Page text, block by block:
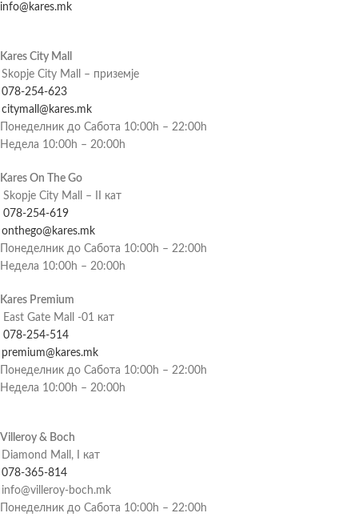
info@kares.mk
Kares City Mall
Skopje City Mall – приземје
078-254-623
citymall@kares.mk
Понеделник до Сабота 10:00h – 22:00h
Недела 10:00h – 20:00h
Kares On The Go
Skopje City Mall – II кат
078-254-619
onthego@kares.mk
Понеделник до Сабота 10:00h – 22:00h
Недела 10:00h – 20:00h
Kares Premium
East Gate Mall -01 кат
078-254-514
premium@kares.mk
Понеделник до Сабота 10:00h – 22:00h
Недела 10:00h – 20:00h
Villeroy & Boch
Diamond Mall, I кат
078-365-814
info@villeroy-boch.mk
Понеделник до Сабота 10:00h – 22:00h